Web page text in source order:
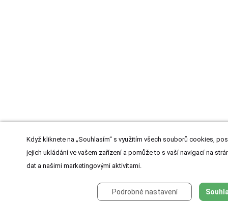
Když kliknete na „Souhlasím“ s využitím všech souborů cookies,
jejich ukládání ve vašem zařízení a pomůže to s vaší navigací na
dat a našimi marketingovými aktivitami.
Podrobné nastavení